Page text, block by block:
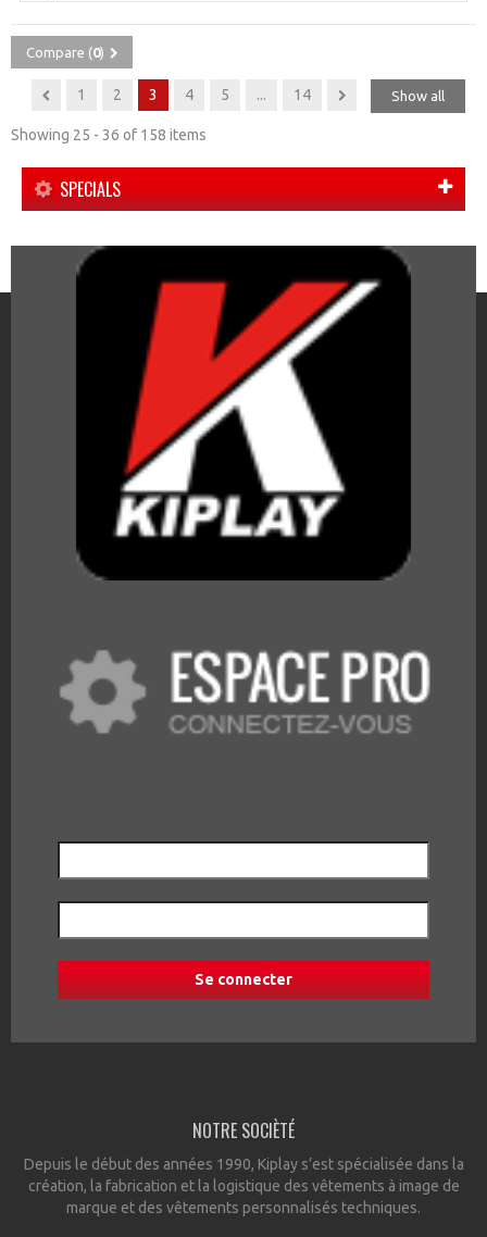
Compare (0)
Show all
1 2 3 4 5 ... 14
Showing 25 - 36 of 158 items
SPECIALS
NOTRE SOCIÈTÉ
Depuis le début des années 1990, Kiplay s’est spécialisée dans la
création, la fabrication et la logistique des vêtements à image de
marque et des vêtements personnalisés techniques.